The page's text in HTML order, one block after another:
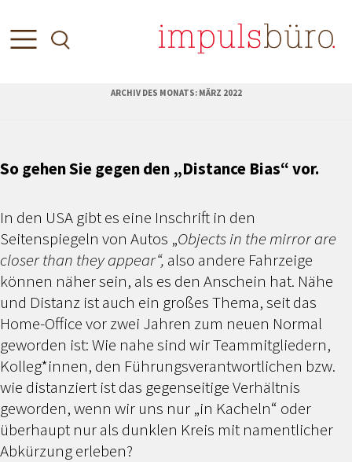
ARCHIV DES MONATS: MÄRZ 2022
So gehen Sie gegen den „Distance Bias“ vor.
In den USA gibt es eine Inschrift in den
Seitenspiegeln von Autos „Objects in the mirror are
closer than they appear“, also andere Fahrzeige
können näher sein, als es den Anschein hat. Nähe
und Distanz ist auch ein großes Thema, seit das
Home-Office vor zwei Jahren zum neuen Normal
geworden ist: Wie nahe sind wir Teammitgliedern,
Kolleg*innen, den Führungsverantwortlichen bzw.
wie distanziert ist das gegenseitige Verhältnis
geworden, wenn wir uns nur „in Kacheln“ oder
überhaupt nur als dunklen Kreis mit namentlicher
Abkürzung erleben?